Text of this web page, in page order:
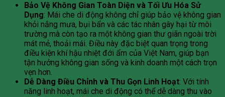
Bảo Vệ Không Gian Toàn Diện và Tối Ưu Hóa Sử
Dụng: Mái che di động không chỉ giúp bảo vệ không gian
khỏi nắng mưa, bụi bẩn và các tác nhân gây hại từ môi
trường mà còn tạo ra một không gian thư giãn ngoài trời
mát mẻ, thoải mái. Điều này đặc biệt quan trọng trong
điều kiện khí hậu nhiệt đới ẩm của Việt Nam, giúp bạn
tận hưởng không gian sống và kinh doanh một cách trọn
vẹn hơn.
Dễ Dàng Điều Chỉnh và Thu Gọn Linh Hoạt: Với tính
năng linh hoạt, mái che di động có thể dễ dàng thu vào